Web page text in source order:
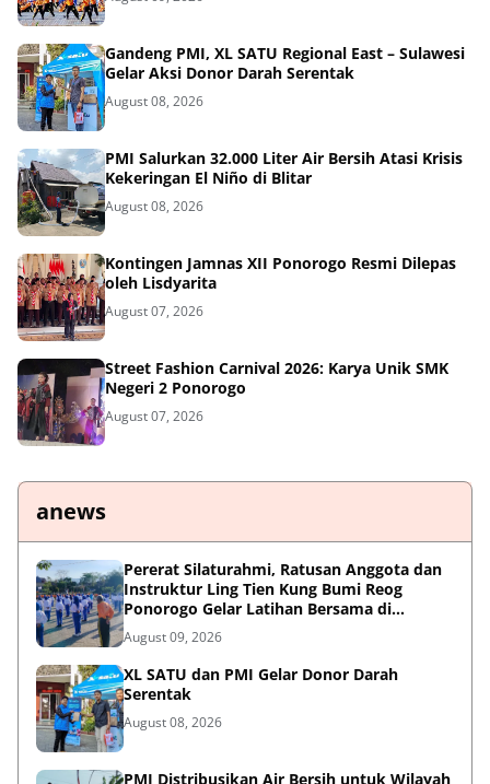
Gandeng PMI, XL SATU Regional East – Sulawesi
Gelar Aksi Donor Darah Serentak
August 08, 2026
PMI Salurkan 32.000 Liter Air Bersih Atasi Krisis
Kekeringan El Niño di Blitar
August 08, 2026
Kontingen Jamnas XII Ponorogo Resmi Dilepas
oleh Lisdyarita
August 07, 2026
Street Fashion Carnival 2026: Karya Unik SMK
Negeri 2 Ponorogo
August 07, 2026
anews
Pererat Silaturahmi, Ratusan Anggota dan
Instruktur Ling Tien Kung Bumi Reog
Ponorogo Gelar Latihan Bersama di
Embung Pakel
August 09, 2026
XL SATU dan PMI Gelar Donor Darah
Serentak
August 08, 2026
PMI Distribusikan Air Bersih untuk Wilayah